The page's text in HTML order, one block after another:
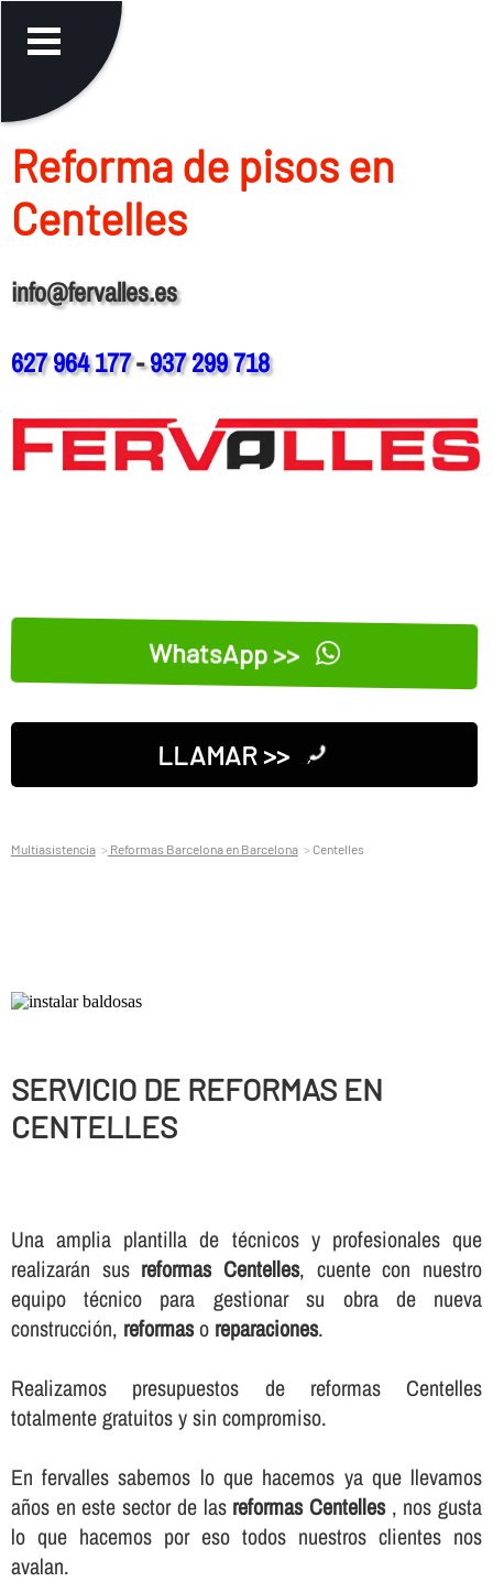
Reforma de pisos en
Centelles
info@fervalles.es
627 964 177-937 299 718
WhatsApp >>
LLAMAR >>
Multiasistencia Reformas Barcelona en Barcelona Centelles
SERVICIO DE REFORMAS EN
CENTELLES
Una amplia plantilla de técnicos y profesionales que
realizarán sus reformas Centelles, cuente con nuestro
equipo técnico para gestionar su obra de nueva
construcción, reformaso reparaciones.
Realizamos presupuestos de reformas Centelles
totalmente gratuitos y sin compromiso.
En fervalles sabemos lo que hacemos ya que llevamos
años en este sector de las reformas Centelles, nos gusta
lo que hacemos por eso todos nuestros clientes nos
avalan.